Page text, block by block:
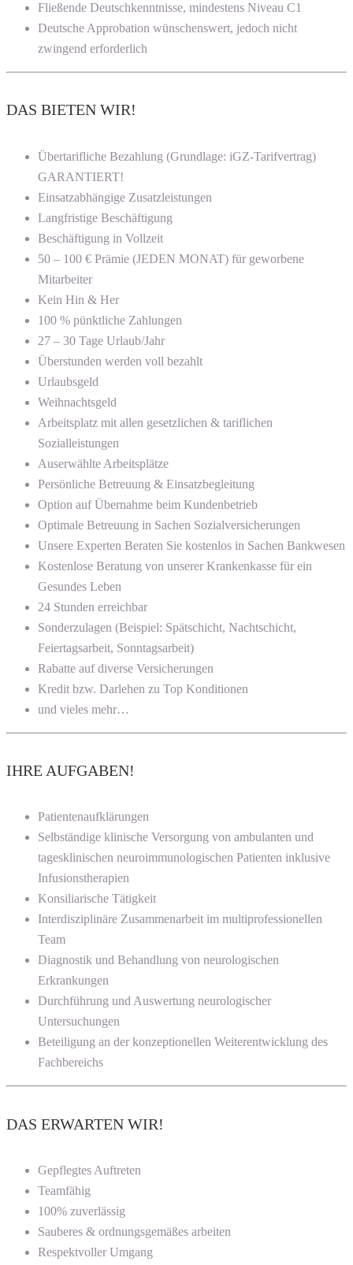
Fließende Deutschkenntnisse, mindestens Niveau C1
Deutsche Approbation wünschenswert, jedoch nicht
zwingend erforderlich
DAS BIETEN WIR!
Übertarifliche Bezahlung (Grundlage: iGZ-Tarifvertrag)
GARANTIERT!
Einsatzabhängige Zusatzleistungen
Langfristige Beschäftigung
Beschäftigung in Vollzeit
50 – 100 € Prämie (JEDEN MONAT) für geworbene
Mitarbeiter
Kein Hin & Her
100 % pünktliche Zahlungen
27 – 30 Tage Urlaub/Jahr
Überstunden werden voll bezahlt
Urlaubsgeld
Weihnachtsgeld
Arbeitsplatz mit allen gesetzlichen & tariflichen
Sozialleistungen
Auserwählte Arbeitsplätze
Persönliche Betreuung & Einsatzbegleitung
Option auf Übernahme beim Kundenbetrieb
Optimale Betreuung in Sachen Sozialversicherungen
Unsere Experten Beraten Sie kostenlos in Sachen Bankwesen
Kostenlose Beratung von unserer Krankenkasse für ein
Gesundes Leben
24 Stunden erreichbar
Sonderzulagen (Beispiel: Spätschicht, Nachtschicht,
Feiertagsarbeit, Sonntagsarbeit)
Rabatte auf diverse Versicherungen
Kredit bzw. Darlehen zu Top Konditionen
und vieles mehr…
IHRE AUFGABEN!
Patientenaufklärungen
Selbständige klinische Versorgung von ambulanten und
tagesklinischen neuroimmunologischen Patienten inklusive
Infusionstherapien
Konsiliarische Tätigkeit
Interdisziplinäre Zusammenarbeit im multiprofessionellen
Team
Diagnostik und Behandlung von neurologischen
Erkrankungen
Durchführung und Auswertung neurologischer
Untersuchungen
Beteiligung an der konzeptionellen Weiterentwicklung des
Fachbereichs
DAS ERWARTEN WIR!
Gepflegtes Auftreten
Teamfähig
100% zuverlässig
Sauberes & ordnungsgemäßes arbeiten
Respektvoller Umgang